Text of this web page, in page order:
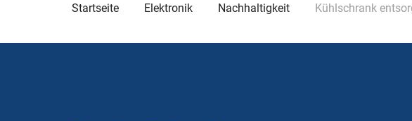
Breadcrumb
Startseite Elektronik Nachhaltigkeit Kühlschrank